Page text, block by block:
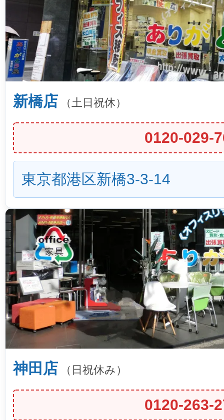
新橋店 （土日祝休）
0120-029-
東京都港区新橋3-3-14
神田店 （日祝休み）
0120-263-